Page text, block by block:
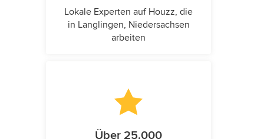
Lokale Experten auf Houzz, die
in Langlingen, Niedersachsen
arbeiten
Über 25.000